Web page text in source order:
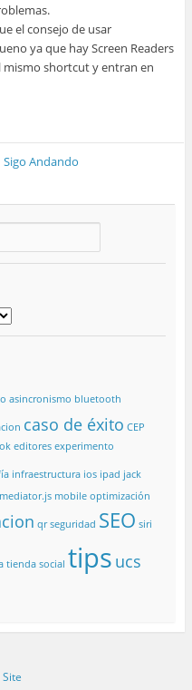
el consejo de usar
ya que hay Screen Readers
shortcut y entran en
Andando
asincronismo bluetooth
caso de éxito CEP
editores experimento
infraestructura ios ipad jack
mediator.js mobile optimización
qr seguridad SEO siri
tienda social tips ucs